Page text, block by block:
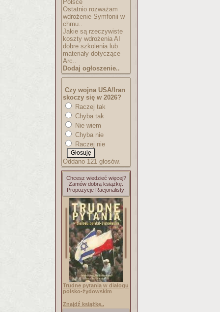
Polsce
Ostatnio rozważam
wdrożenie Symfonii w
chmu..
Jakie są rzeczywiste
koszty wdrożenia AI
dobre szkolenia lub
materiały dotyczące
Arc..
Dodaj ogłoszenie..
Czy wojna USA/Iran
skoczy się w 2026?
Raczej tak
Chyba tak
Nie wiem
Chyba nie
Raczej nie
Oddano 121 głosów.
Chcesz wiedzieć więcej?
Zamów dobrą książkę.
Propozycje Racjonalisty:
Trudne pytania w dialogu
polsko-żydowskim
Znajdź książkę..